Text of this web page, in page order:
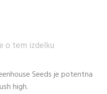
o tem izdelku
Seeds je potentna
high.